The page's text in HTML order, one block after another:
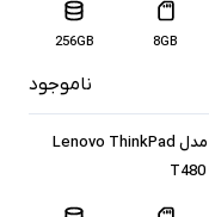
8GB
256GB
ناموجود
لپ تاپ استوک 14 اینچی لنوو مدل Lenovo ThinkPad
T480